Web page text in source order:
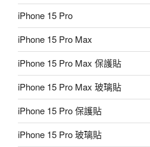
iPhone 15 Pro
iPhone 15 Pro Max
iPhone 15 Pro Max 保護貼
iPhone 15 Pro Max 玻璃貼
iPhone 15 Pro 保護貼
iPhone 15 Pro 玻璃貼